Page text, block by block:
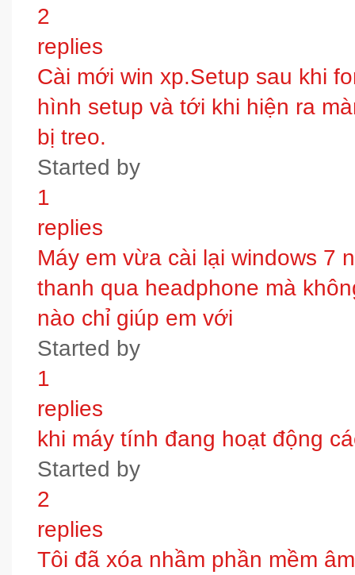
2
replies
Cài mới win xp.Setup sau khi
hình setup và tới khi hiện ra
bị treo.
Started by
1
replies
Máy em vừa cài lại windows 7
thanh qua headphone mà
nào chỉ giúp em với
Started by
1
replies
khi máy tính đang hoạt động
Started by
2
replies
Tôi đã xóa nhầm phần mềm